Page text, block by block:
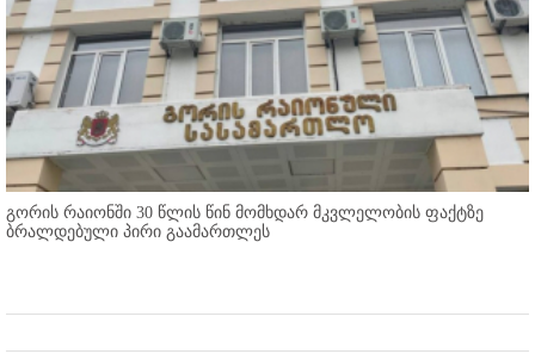
გორის რაიონში 30 წლის წინ მომხდარ მკვლელობის ფაქტზე
ბრალდებული პირი გაამართლეს